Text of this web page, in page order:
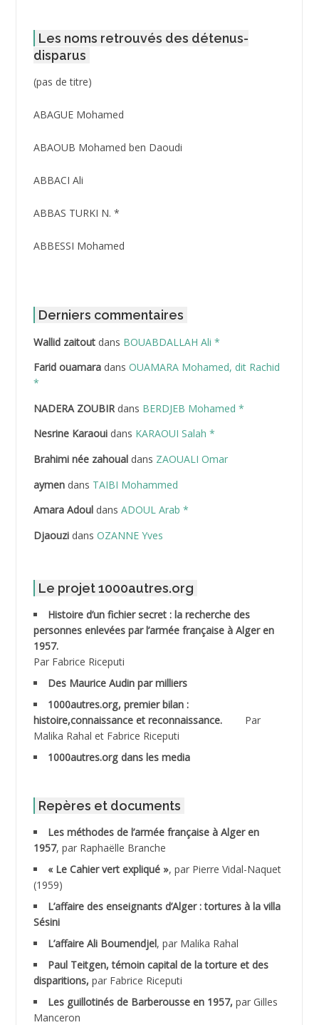
Les noms retrouvés des détenus-
disparus
(pas de titre)Post
3416
ABAGUE Mohamed
ABAOUB Mohamed ben Daoudi
ABBACI Ali
ABBAS TURKI N. *
ABBESSI Mohamed
ABDAT Amar
ABDEDDAIM Hamid
ABDELAZIZ Mohamed
ABDELHAFID Lakhdar
ABDELLI Mohamed
ABDELLI Mohamed *
ABDELMOUMENE Ahmed
ABDESMED Mohamed ben Kaddour
ABDESSELAMI Kouider
ABDESSLEM Ahmed dit le Coiffeur
ABDOUDOU
ABID Mohamed
ABNOUN Salah
ACHACHE M.*
ACHLAF Ali
ADALMI
ADANE Ramdane *
Derniers commentaires
Wallid zaitoutdans BOUABDALLAH Ali *
Farid ouamaradans OUAMARA Mohamed, dit Rachid
*
NADERA ZOUBIRdans BERDJEB Mohamed *
Nesrine Karaouidans KARAOUI Salah *
Brahimi née zahoualdans ZAOUALI Omar
aymendans TAIBI Mohammed
Amara Adouldans ADOUL Arab *
Djaouzidans OZANNE Yves
Le projet 1000autres.org
Histoire d’un fichier secret : la recherche des
personnes enlevées par l’armée française à Alger en
1957.
Par Fabrice Riceputi
Des Maurice Audin par milliers
1000autres.org, premier bilan :
histoire,connaissance et reconnaissance.
Par
Malika Rahal et Fabrice Riceputi
1000autres.org dans les media
Repères et documents
Les méthodes de l’armée française à Alger en
1957, par Raphaëlle Branche
« Le Cahier vert expliqué », par Pierre Vidal-Naquet
(1959)
L’affaire des enseignants d’Alger : tortures à la villa
Sésini
L’affaire Ali Boumendjel, par Malika Rahal
Paul Teitgen, témoin capital de la torture et des
disparitions, par Fabrice Riceputi
Les guillotinés de Barberousse en 1957, par Gilles
Manceron